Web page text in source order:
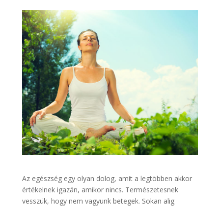
Az egészség egy olyan dolog, amit a legtöbben akkor
értékelnek igazán, amikor nincs. Természetesnek
vesszük, hogy nem vagyunk betegek. Sokan alig